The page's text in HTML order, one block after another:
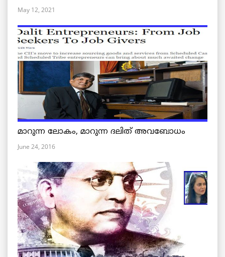
May 12, 2021
മാറുന്ന ലോകം, മാറുന്ന ദലിത് അവബോധം
June 24, 2016